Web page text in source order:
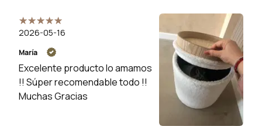
2026-05-16
María
Excelente producto lo amamos
!! Súper recomendable todo !!
Muchas Gracias